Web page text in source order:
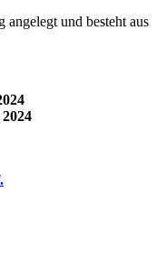
und besteht aus